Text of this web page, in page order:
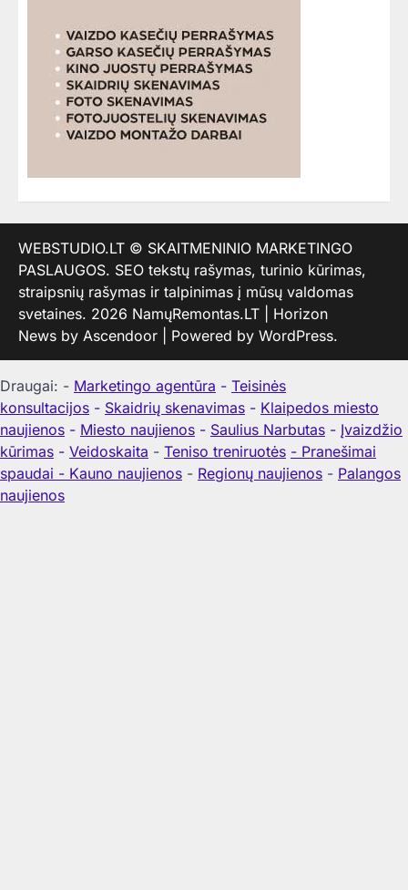
WEBSTUDIO.LT © SKAITMENINIO MARKETINGO
PASLAUGOS. SEO tekstų rašymas, turinio kūrimas,
straipsnių rašymas ir talpinimas į mūsų valdomas
svetaines. 2026 NamųRemontas.LT | Horizon
News by Ascendoor | Powered by WordPress.
Draugai: - Marketingo agentūra - Teisinės
konsultacijos - Skaidrių skenavimas - Klaipedos miesto
naujienos - Miesto naujienos - Saulius Narbutas - Įvaizdžio
kūrimas - Veidoskaita - Teniso treniruotės - Pranešimai
spaudai - Kauno naujienos - Regionų naujienos - Palangos
naujienos